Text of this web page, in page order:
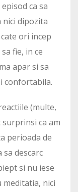
ca sa
nici dipozita
ori incep
fie, in ce
apar si sa
confortabila.
(multe,
ca am
perioada de
sa descarc
si nu iese
meditatia, nici